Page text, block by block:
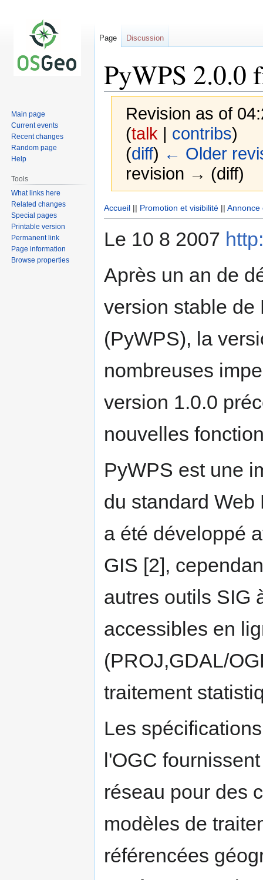
PyWPS 2.0.0
Revision as of
(talk | contribs)
(diff) ← Older
revision → (diff)
Jump
to
navigation
Jump
to
search
Accueil || Promotion et visibilité || Annonce
Le 10 8 2007
Après un an de
version stable de
(PyWPS), la
nombreuses
version 1.0.0
nouvelles
PyWPS est une
du standard
a été développé
GIS [2],
autres outils SIG
accessibles en
(PROJ,GDAL/
traitement
Les
l'OGC
réseau pour des
modèles de
référencées
Page Discussion
Main page
Current events
Recent changes
Random page
Help
Tools
What links here
Related changes
Special pages
Printable version
Permanent link
Page information
Browse properties